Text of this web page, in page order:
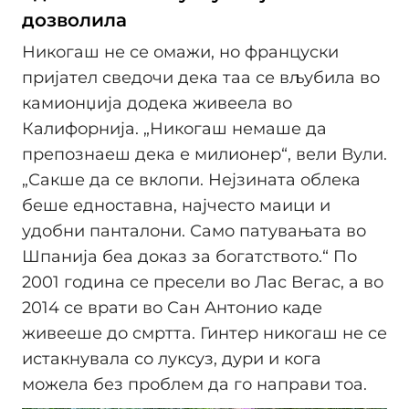
дозволила
Никогаш не се омажи, но француски
пријател сведочи дека таа се вљубила во
камионџија додека живеела во
Калифорнија. „Никогаш немаше да
препознаеш дека е милионер“, вели Вули.
„Сакше да се вклопи. Нејзината облека
беше едноставна, најчесто маици и
удобни панталони. Само патувањата во
Шпанија беа доказ за богатството.“ По
2001 година се пресели во Лас Вегас, а во
2014 се врати во Сан Антонио каде
живееше до смртта. Гинтер никогаш не се
истакнувала со луксуз, дури и кога
можела без проблем да го направи тоа.